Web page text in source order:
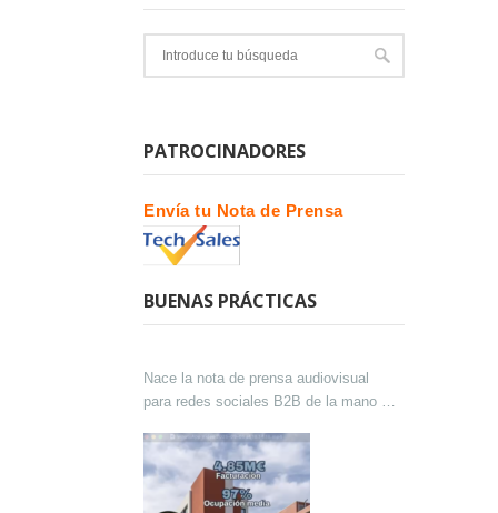
PATROCINADORES
Envía tu Nota de Prensa
BUENAS PRÁCTICAS
Nace la nota de prensa audiovisual
para redes sociales B2B de la mano de